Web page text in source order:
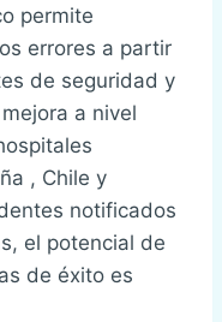
permite
errores a partir
de seguridad y
a nivel
, Chile y
notificados
el potencial de
de éxito es